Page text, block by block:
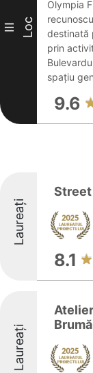
III Loc
Olympia
destinată
prin
spațiu
9.6
Laureați
Street
8.1
Laureați
Brumă